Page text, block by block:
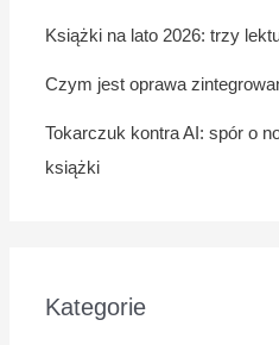
Książki na lato 2026: trzy
Czym jest oprawa
Tokarczuk kontra AI: spór o
książki
Kategorie